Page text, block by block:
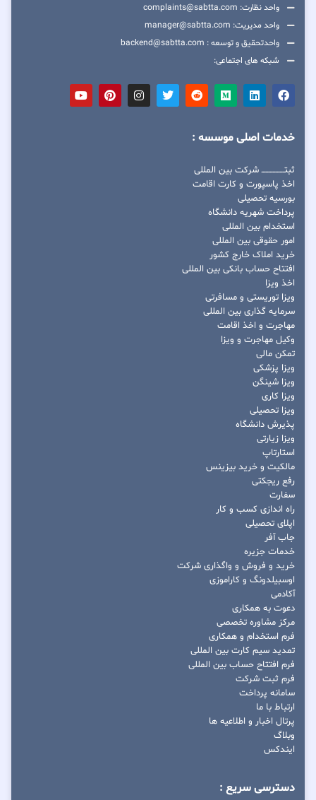
واحد نظارت: complaints@sabtta.com
واحد مدیریت: manager@sabtta.com
واحدتحقیق و توسعه : backend@sabtta.com
شبکه های اجتماعی:
خدمات اصلی موسسه :
ثبتــــــــــــــــ شرکت بین المللی
اخذ پاسپورت و کارت اقامت
بورسیه تحصیلی
پرداخت شهریه دانشگاه
استخدام بین المللی
امور حقوقی بین المللی
خرید املاک خارج کشور
افتتاح حساب بانکی بین المللی
اخذ ویزا
ویزا توریستی و مسافرتی
سرمایه گذاری بین المللی
مهاجرت و اخذ اقامت
وکیل مهاجرت و ویزا
تمکن مالی
ویزا پزشکی
ویزا شینگن
ویزا کاری
ویزا تحصیلی
پذیرش دانشگاه
ویزا زیارتی
استارتاپ
مالکیت و خرید بیزینس
رفع ریجکتی
سفارت
راه اندازی کسب و کار
اپلای تحصیلی
جاب آفر
خدمات جزیره
خرید و فروش و واگذاری شرکت
اوسبیلدونگ و کاراموزی
آکادمی
دعوت به همکاری
مرکز مشاوره تخصصی
فرم استخدام و همکاری
تمدید سیم کارت بین المللی
فرم افتتاح حساب بین المللی
فرم ثبت شرکت
سامانه پرداخت
ارتباط با ما
پرتال اخبار و اطلاعیه ها
وبلاگ
ایندکس
دسترسی سریع :